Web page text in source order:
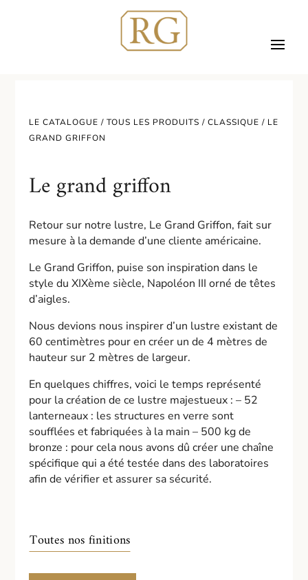
LE CATALOGUE /TOUS LES PRODUITS /CLASSIQUE / LE
GRAND GRIFFON
Le grand griffon
Retour sur notre lustre, Le Grand Griffon, fait sur
mesure à la demande d’une cliente américaine.
Le Grand Griffon, puise son inspiration dans le
style du XIXème siècle, Napoléon III orné de têtes
d’aigles.
Nous devions nous inspirer d’un lustre existant de
60 centimètres pour en créer un de 4 mètres de
hauteur sur 2 mètres de largeur.
En quelques chiffres, voici le temps représenté
pour la création de ce lustre majestueux : – 52
lanterneaux : les structures en verre sont
soufflées et fabriquées à la main – 500 kg de
bronze : pour cela nous avons dû créer une chaîne
spécifique qui a été testée dans des laboratoires
afin de vérifier et assurer sa sécurité.
Toutes nos finitions